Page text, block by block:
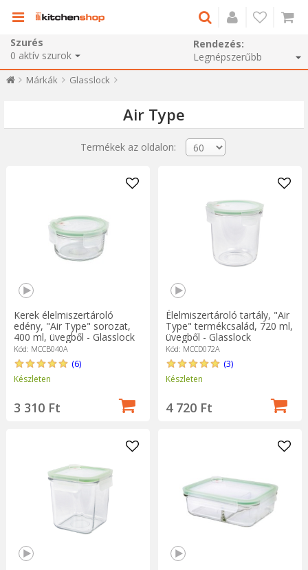
Szurés
0 aktív szurok
Rendezés:
Márkák Glasslock
Air Type
Termékek az oldalon:
Kerek élelmiszertároló
edény, "Air Type" sorozat,
400 ml, üvegből - Glasslock
Kód: MCCB040A
(6)
Készleten
3 310 Ft
Élelmiszertároló tartály, "Air
Type" termékcsalád, 720 ml,
üvegből - Glasslock
Kód: MCCD072A
(3)
Készleten
4 720 Ft